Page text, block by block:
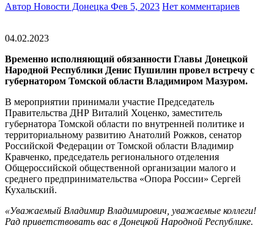
Автор Новости Донецка Фев 5, 2023 Нет комментариев
04.02.2023
Временно исполняющий обязанности Главы Донецкой
Народной Республики Денис Пушилин провел встречу с
губернатором Томской области Владимиром Мазуром.
В мероприятии принимали участие Председатель
Правительства ДНР Виталий Хоценко, заместитель
губернатора Томской области по внутренней политике и
территориальному развитию Анатолий Рожков, сенатор
Российской Федерации от Томской области Владимир
Кравченко, председатель регионального отделения
Общероссийской общественной организации малого и
среднего предпринимательства «Опора России» Сергей
Кухальский.
«Уважаемый Владимир Владимирович, уважаемые коллеги!
Рад приветствовать вас в Донецкой Народной Республике.